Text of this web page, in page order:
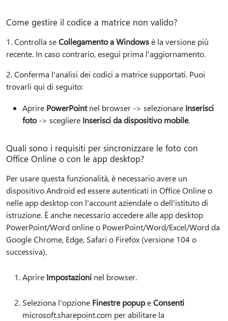
Come gestire il codice a matrice non valido?
1. Controlla seCollegamento a Windowsè la versione più
recente. In caso contrario, esegui prima l'aggiornamento.
2. Conferma l'analisi dei codici a matrice supportati. Puoi
trovarli qui di seguito:
Aprire PowerPointnel browser -> selezionare Inserisci
foto-> scegliere Inserisci da dispositivo mobile.
Quali sono i requisiti per sincronizzare le foto con
Office Online o con le app desktop?
Per usare questa funzionalità, è necessario avere un
dispositivo Android ed essere autenticati in Office Online o
nelle app desktop con l'account aziendale o dell'istituto di
istruzione. È anche necessario accedere alle app desktop
PowerPoint/Word online o PowerPoint/Word/Excel/Word da
Google Chrome, Edge, Safari o Firefox (versione 104 o
successiva).
Aprire Impostazioni nel browser.
Seleziona l'opzione Finestre popupeConsenti
microsoft.sharepoint.com per abilitare la